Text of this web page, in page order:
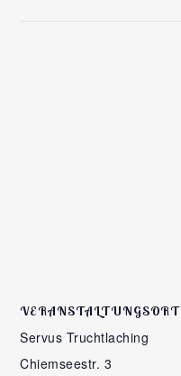
VERANSTALTUNGSORT
Servus Truchtlaching
Chiemseestr. 3